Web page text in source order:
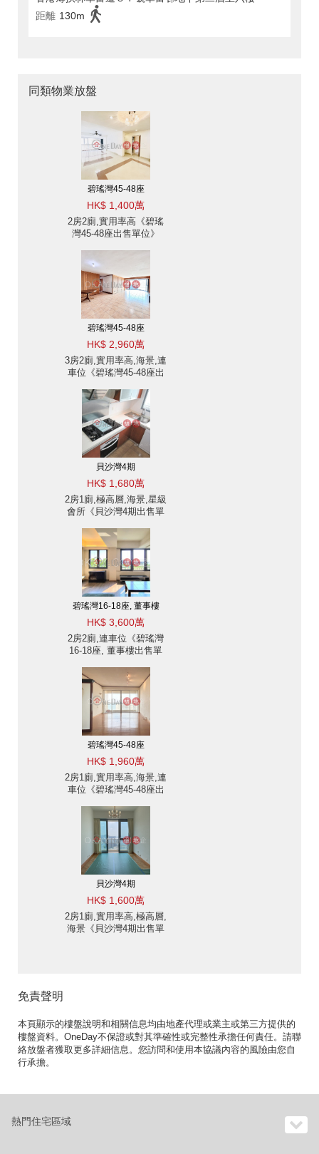
距離 130m
同類物業放盤
碧瑤灣45-48座
HK$ 1,400萬
2房2廁,實用率高《碧瑤
灣45-48座出售單位》
碧瑤灣45-48座
HK$ 2,960萬
3房2廁,實用率高,海景,連
車位《碧瑤灣45-48座出
貝沙灣4期
HK$ 1,680萬
2房1廁,極高層,海景,星級
會所《貝沙灣4期出售單
碧瑤灣16-18座, 董事樓
HK$ 3,600萬
2房2廁,連車位《碧瑤灣
16-18座, 董事樓出售單
碧瑤灣45-48座
HK$ 1,960萬
2房1廁,實用率高,海景,連
車位《碧瑤灣45-48座出
貝沙灣4期
HK$ 1,600萬
2房1廁,實用率高,極高層,
海景《貝沙灣4期出售單
免責聲明
本頁顯示的樓盤說明和相關信息均由地產代理或業主或第三方提供的
樓盤資料。OneDay不保證或對其準確性或完整性承擔任何責任。請聯
絡放盤者獲取更多詳細信息。您訪問和使用本協議內容的風險由您自
行承擔。
熱門住宅區域